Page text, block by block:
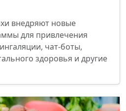
внедряют новые
для привлечения
чат-боты,
здоровья и другие